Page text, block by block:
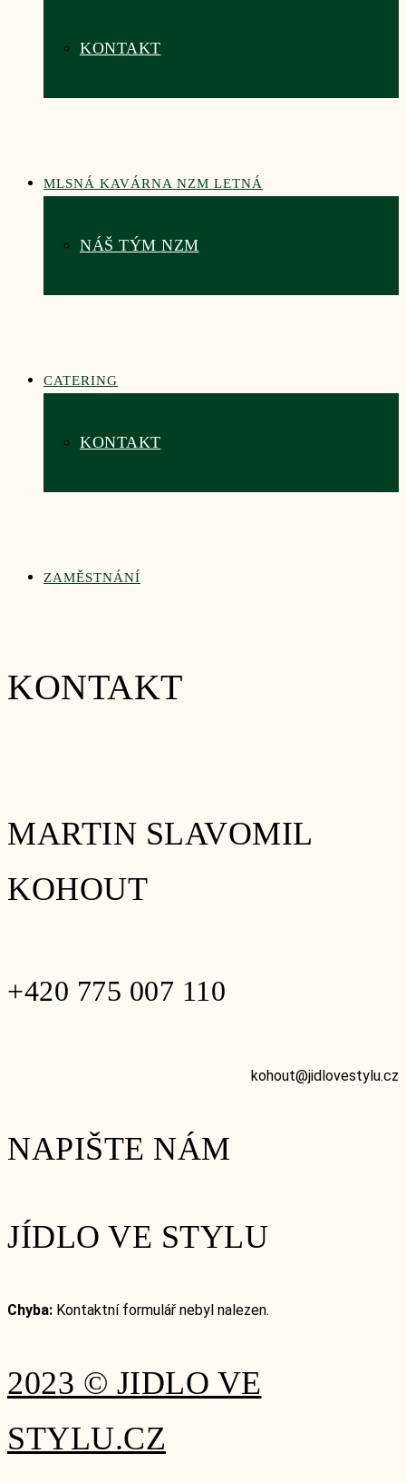
KONTAKT
MLSNÁ KAVÁRNA NZM LETNÁ
NÁŠ TÝM NZM
CATERING
KONTAKT
ZAMĚSTNÁNÍ
KONTAKT
MARTIN SLAVOMIL
KOHOUT
+420 775 007 110
kohout@jidlovestylu.cz
NAPIŠTE NÁM
JÍDLO VE STYLU
Chyba: Kontaktní formulář nebyl nalezen.
2023 © JIDLO VE
STYLU.CZ